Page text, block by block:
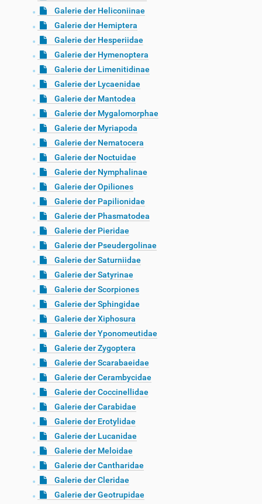
Galerie der Heliconiinae
Galerie der Hemiptera
Galerie der Hesperiidae
Galerie der Hymenoptera
Galerie der Limenitidinae
Galerie der Lycaenidae
Galerie der Mantodea
Galerie der Mygalomorphae
Galerie der Myriapoda
Galerie der Nematocera
Galerie der Noctuidae
Galerie der Nymphalinae
Galerie der Opiliones
Galerie der Papilionidae
Galerie der Phasmatodea
Galerie der Pieridae
Galerie der Pseudergolinae
Galerie der Saturniidae
Galerie der Satyrinae
Galerie der Scorpiones
Galerie der Sphingidae
Galerie der Xiphosura
Galerie der Yponomeutidae
Galerie der Zygoptera
Galerie der Scarabaeidae
Galerie der Cerambycidae
Galerie der Coccinellidae
Galerie der Carabidae
Galerie der Erotylidae
Galerie der Lucanidae
Galerie der Meloidae
Galerie der Cantharidae
Galerie der Cleridae
Galerie der Geotrupidae